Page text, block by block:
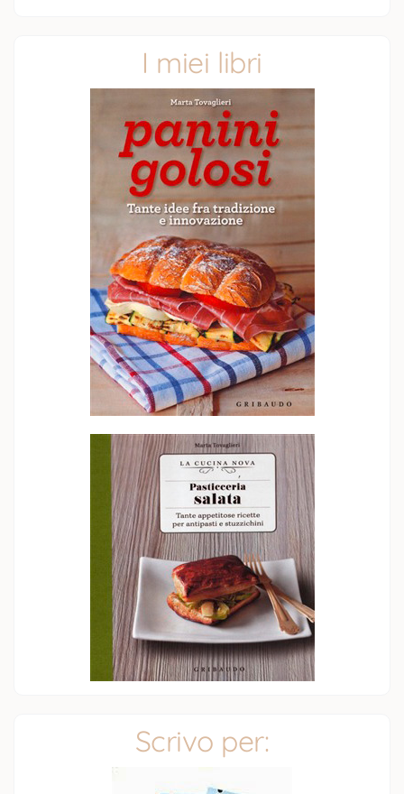
I miei libri
Scrivo per: